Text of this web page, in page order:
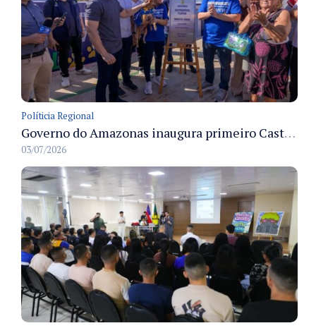
Políticia Regional
Governo do Amazonas inaugura primeiro Castramóvel Fluvial para atendimento veterinário às comunidades ribeirinhas e castração gratuita
03/07/2026